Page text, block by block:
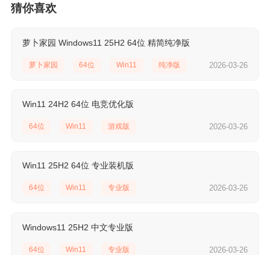
猜你喜欢
萝卜家园 Windows11 25H2 64位 精简纯净版
萝卜家园 64位 Win11 纯净版 2026-03-26
Win11 24H2 64位 电竞优化版
64位 Win11 游戏版 2026-03-26
Win11 25H2 64位 专业装机版
64位 Win11 专业版 2026-03-26
Windows11 25H2 中文专业版
64位 Win11 专业版 2026-03-26